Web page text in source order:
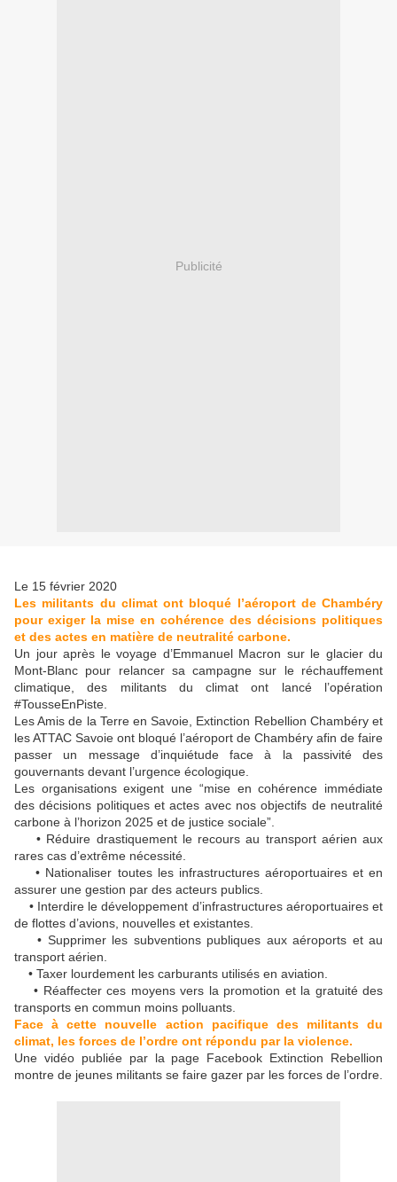
Publicité
Le 15 février 2020
Les militants du climat ont bloqué l’aéroport de Chambéry
pour exiger la mise en cohérence des décisions politiques
et des actes en matière de neutralité carbone.
Un jour après le voyage d’Emmanuel Macron sur le glacier du
Mont-Blanc pour relancer sa campagne sur le réchauffement
climatique, des militants du climat ont lancé l’opération
#TousseEnPiste.
Les Amis de la Terre en Savoie, Extinction Rebellion Chambéry et
les ATTAC Savoie ont bloqué l’aéroport de Chambéry afin de faire
passer un message d’inquiétude face à la passivité des
gouvernants devant l’urgence écologique.
Les organisations exigent une “mise en cohérence immédiate
des décisions politiques et actes avec nos objectifs de neutralité
carbone à l’horizon 2025 et de justice sociale”.
• Réduire drastiquement le recours au transport aérien aux
rares cas d’extrême nécessité.
• Nationaliser toutes les infrastructures aéroportuaires et en
assurer une gestion par des acteurs publics.
• Interdire le développement d’infrastructures aéroportuaires et
de flottes d’avions, nouvelles et existantes.
• Supprimer les subventions publiques aux aéroports et au
transport aérien.
• Taxer lourdement les carburants utilisés en aviation.
• Réaffecter ces moyens vers la promotion et la gratuité des
transports en commun moins polluants.
Face à cette nouvelle action pacifique des militants du
climat, les forces de l’ordre ont répondu par la violence.
Une vidéo publiée par la page Facebook Extinction Rebellion
montre de jeunes militants se faire gazer par les forces de l’ordre.